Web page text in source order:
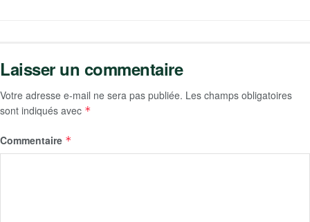
Laisser un commentaire
Votre adresse e-mail ne sera pas publiée. Les champs obligatoires
sont indiqués avec *
Commentaire *